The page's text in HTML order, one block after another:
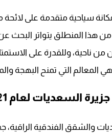
سياحية متقدمة على
هذا المنطلق يتواتر البحث
ناحية، وللقدرة على
المعالم التي تمنح البهجة
السعديات لعام 2021
والشقق الفندقية